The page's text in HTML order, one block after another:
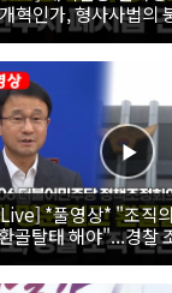
혁인가, 형사사법의
26.08.06
*풀영상* "조직
골탈태 해야"...경찰
한 한병도 | 26.08.06
회의